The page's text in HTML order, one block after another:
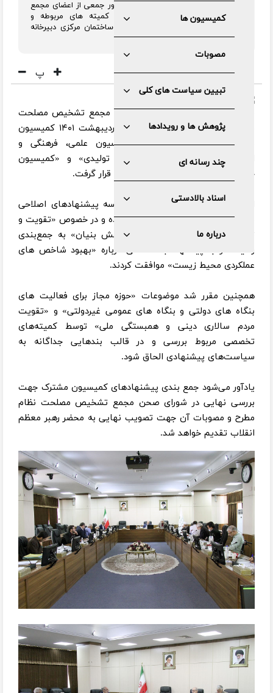
کمیسیون ها
مصوبات
تبیین سیاست های کلی
پژوهش ها و رویدادها
چند رسانه ای
اسناد بالادستی
درباره ما
ریاست دکتر محمدباقر ذوالقدر و با حضور جمعی از اعضای مجمع
تشخیص مصلحت نظام، کارشناسان کمیته های مربوطه و
نمایندگان دستگاه‌های ذیربط در محل ساختمان مرکزی دبیرخانه
مجمع برگزار شد.
پ
به گزارش مرکز رسانه و روابط عمومی مجمع تشخیص مصلحت
نظام، در جلسه صبح چهارشنبه ۲۸ اردیبهشت ۱۴۰۱ کمیسیون
مشترک، بندهای مربوط به «کمیسیون علمی، فرهنگی و
اجتماعی»، «کمیسیون زیربنایی و تولیدی» و «کمیسیون
حقوقی و قضایی» مورد بحث و بررسی قرار گرفت.
اعضای کمیسیون مشترک در این جلسه پیشنهادهای اصلاحی
مربوط به بندهای ۹ و ۱۰ را بررسی نموده و در خصوص «تقویت و
توسعه کمی و کیفی شرکت‌های دانش بنیان» به جمع‌بندی
رسیدند و با پیشنهاد بند الحاقی درباره «بهبود شاخص های
عملکردی محیط زیست» موافقت کردند.
همچنین مقرر شد موضوعات «حوزه مجاز برای فعالیت های
بنگاه های دولتی و بنگاه های عمومی غیردولتی» و «تقویت
مردم سالاری دینی و همبستگی ملی» توسط کمیته‌های
تخصصی مربوط بررسی و در قالب بندهایی جداگانه به
سیاست‌های پیشنهادی الحاق شود.
یادآور می‌شود جمع بندی پیشنهادهای کمیسیون مشترک جهت
بررسی نهایی در شورای صحن مجمع تشخیص مصلحت نظام
مطرح و مصوبات آن جهت تصویب نهایی به محضر رهبر معظم
انقلاب تقدیم خواهد شد.